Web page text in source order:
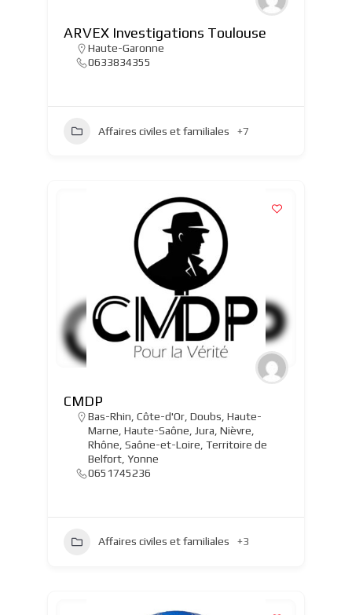
ARVEX Investigations Toulouse
Haute-Garonne
0633834355
Affaires civiles et familiales +7
CMDP
Bas-Rhin Côte-d'Or, Doubs Haute-
Marne Haute-Saône Jura Nièvre
Rhône Saône-et-Loire Territoire de
Belfort, Yonne
0651745236
Affaires civiles et familiales +3